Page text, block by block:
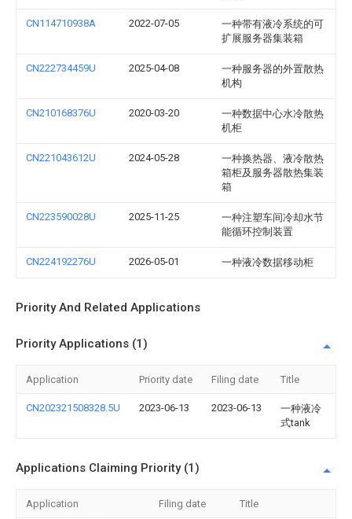
CN114710938A 2022-07-05
一种带有液冷系统的可
扩展服务器集装箱
CN222734459U 2025-04-08
一种服务器的外置散热
机构
CN210168376U 2020-03-20
一种数据中心水冷散热
机柜
CN221043612U 2024-05-28
一种换热器、液冷散热
箱柜及服务器散热集装
箱
CN223590028U 2025-11-25
一种注塑车间冷却水节
能循环控制装置
CN224192276U 2026-05-01 一种液冷数据移动柜
Priority And Related Applications
Priority Applications (1)
Application Priority date Filing date Title
CN202321508328.5U 2023-06-13 2023-06-13
一种液冷
式tank
Applications Claiming Priority (1)
Application Filing date Title